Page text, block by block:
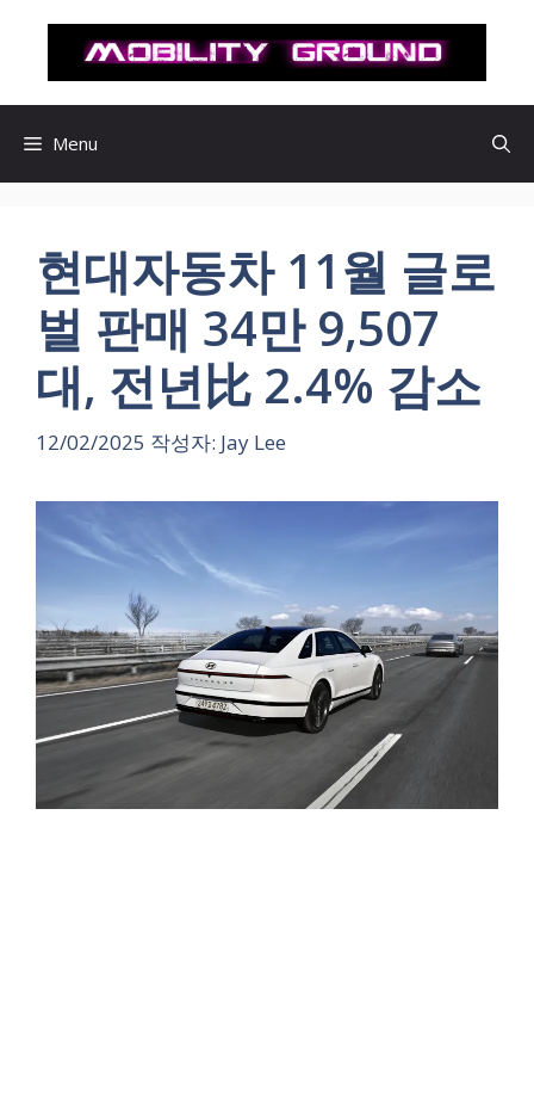
로
Menu
현대자동차 11월 글로
벌 판매 34만 9,507
대, 전년比 2.4% 감소
12/02/2025 작성자: Jay Lee